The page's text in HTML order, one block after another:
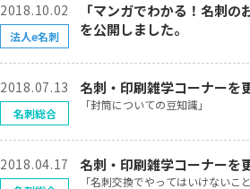
2018.10.02
「マンガでわかる！名刺
を公開しました。
法人e名刺
2018.07.13 名刺・印刷雑学コーナーを
「封筒についての豆知識」
名刺総合
2018.04.17 名刺・印刷雑学コーナーを
「名刺交換でやってはいけないこと